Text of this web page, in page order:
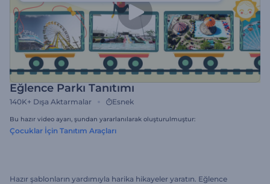
Eğlence Parkı Tanıtımı
140K+ Dışa Aktarmalar Esnek
Bu hazır video ayarı, şundan yararlanılarak oluşturulmuştur:
Çocuklar İçin Tanıtım Araçları
Hazır şablonların yardımıyla harika hikayeler yaratın. Eğlence